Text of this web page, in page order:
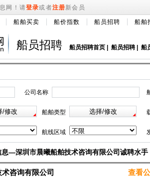
网！请登录或者注册新会员
船舶买卖 船价指数 船员招聘 船舶
船员招聘 船员招聘首页 船员招聘| 船
公司名称
船舶类型
航线区域
—深圳市晨曦船舶技术咨询有限公司诚聘水手
咨询有限公司
查看